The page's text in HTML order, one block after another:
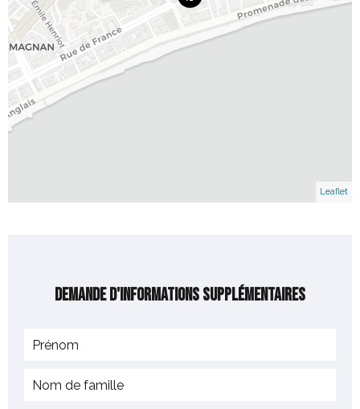
Leaflet
Demande d'informations supplémentaires